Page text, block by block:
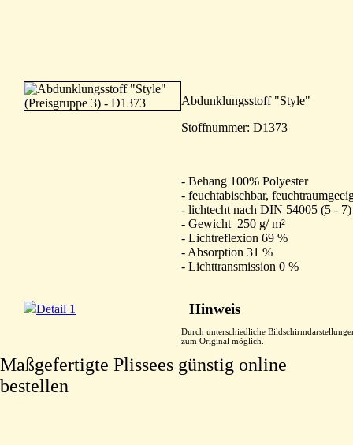
Abdunklungsstoff "Style"
Stoffnummer: D1373
- Behang 100% Polyester
- feuchtabischbar,
- lichtecht nach DIN 54005 (5 - 7)
- Gewicht 250 g/ m²
- Lichtreflexion 69 %
- Absorption 31 %
- Lichttransmission 0 %
Detail 1 Hinweis
Durch unterschiedliche
zum Original möglich.
Maßgefertigte Plissees günstig online
bestellen